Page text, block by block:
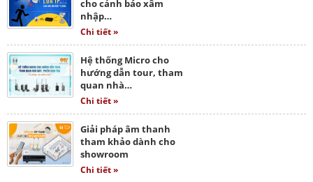
cho cảnh báo xâm
nhập…
Chi tiết »
Hệ thống Micro cho
hướng dẫn tour, tham
quan nhà…
Chi tiết »
Giải pháp âm thanh
tham khảo dành cho
showroom
Chi tiết »